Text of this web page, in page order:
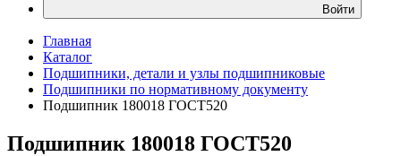
Войти
Главная
Каталог
Подшипники, детали и узлы подшипниковые
Подшипники по нормативному документу
Подшипник 180018 ГОСТ520
Подшипник 180018 ГОСТ520